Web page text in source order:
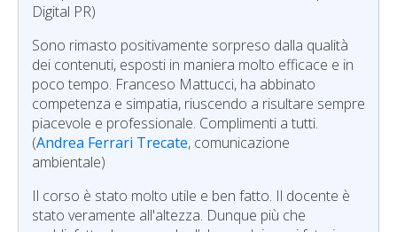
Digital PR)
Sono rimasto positivamente sorpreso dalla qualità
dei contenuti, esposti in maniera molto efficace e in
poco tempo. Franceso Mattucci, ha abbinato
competenza e simpatia, riuscendo a risultare sempre
piacevole e professionale. Complimenti a tutti.
(Andrea Ferrari Trecate, comunicazione
ambientale)
Il corso è stato molto utile e ben fatto. Il docente è
stato veramente all'altezza. Dunque più che